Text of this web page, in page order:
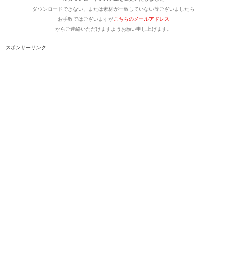
ダウンロードできない、または素材が一致していない等ございましたら
お手数ではございますがこちらのメールアドレス
からご連絡いただけますようお願い申し上げます。
スポンサーリンク